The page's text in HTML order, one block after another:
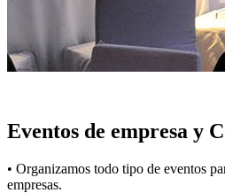
Eventos de empresa y
• Organizamos todo tipo de eventos
empresas.